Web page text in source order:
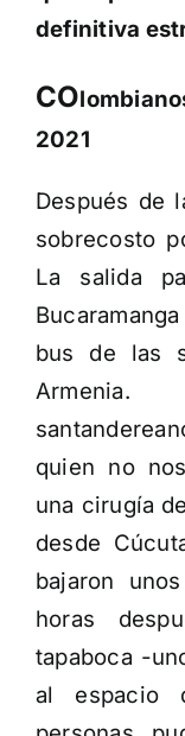
definitiva
CO
2021
Después de
sobrecosto
La salida
bus de las
quien no
una cirugía
desde
bajaron
horas
tapaboca -
al espacio